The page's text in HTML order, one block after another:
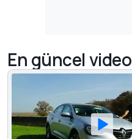
En güncel video